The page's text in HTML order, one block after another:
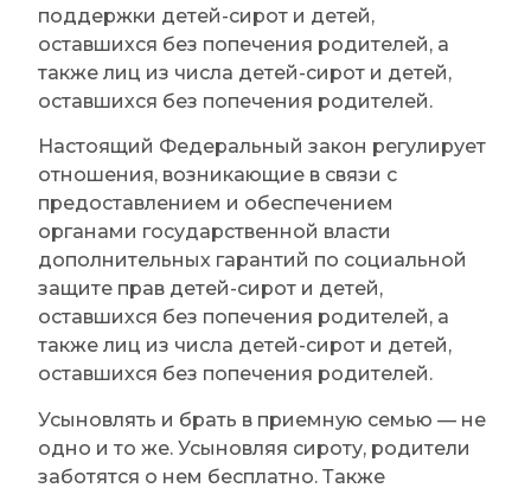
поддержки детей-сирот и детей,
оставшихся без попечения родителей, а
также лиц из числа детей-сирот и детей,
оставшихся без попечения родителей.
Настоящий Федеральный закон регулирует
отношения, возникающие в связи с
предоставлением и обеспечением
органами государственной власти
дополнительных гарантий по социальной
защите прав детей-сирот и детей,
оставшихся без попечения родителей, а
также лиц из числа детей-сирот и детей,
оставшихся без попечения родителей.
Усыновлять и брать в приемную семью — не
одно и то же. Усыновляя сироту, родители
заботятся о нем бесплатно. Также